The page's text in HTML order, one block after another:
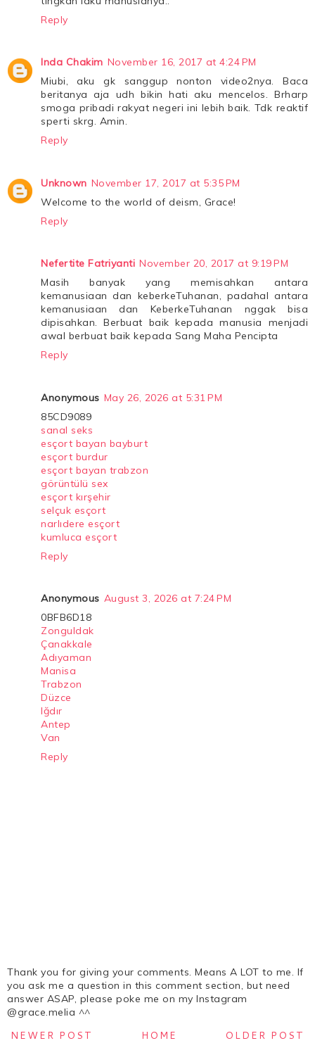
Reply
Inda Chakim November 16, 2017 at 4:24 PM
Miubi, aku gk sanggup nonton video2nya. Baca
beritanya aja udh bikin hati aku mencelos. Brharp
smoga pribadi rakyat negeri ini lebih baik. Tdk reaktif
sperti skrg. Amin.
Reply
Unknown November 17, 2017 at 5:35 PM
Welcome to the world of deism, Grace!
Reply
Nefertite Fatriyanti November 20, 2017 at 9:19 PM
Masih banyak yang memisahkan antara
kemanusiaan dan keberkeTuhanan, padahal antara
kemanusiaan dan KeberkeTuhanan nggak bisa
dipisahkan. Berbuat baik kepada manusia menjadi
awal berbuat baik kepada Sang Maha Pencipta
Reply
Anonymous May 26, 2026 at 5:31 PM
85CD9089
sanal seks
esçort bayan bayburt
esçort burdur
esçort bayan trabzon
görüntülü sex
esçort kırşehir
selçuk esçort
narlıdere esçort
kumluca esçort
Reply
Anonymous August 3, 2026 at 7:24 PM
0BFB6D18
Zonguldak
Çanakkale
Adıyaman
Manisa
Trabzon
Düzce
Iğdır
Antep
Van
Reply
Thank you for giving your comments. Means A LOT to me. If
you ask me a question in this comment section, but need
answer ASAP, please poke me on my Instagram
@grace.melia ^^
NEWER POST OLDER POST
HOME